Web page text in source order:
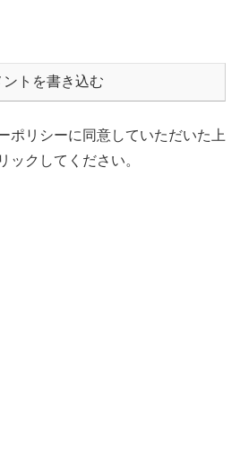
ントを書き込む
ポリシーに同意していただいた上
ックしてください。